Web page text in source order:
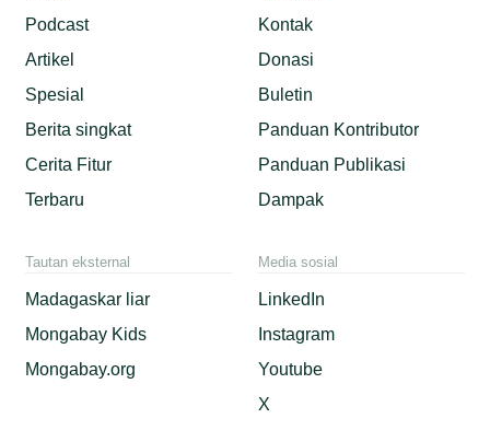
Podcast
Artikel
Spesial
Berita singkat
Cerita Fitur
Terbaru
Kontak
Donasi
Buletin
Panduan Kontributor
Panduan Publikasi
Dampak
Tautan eksternal
Madagaskar liar
Mongabay Kids
Mongabay.org
Media sosial
LinkedIn
Instagram
Youtube
X